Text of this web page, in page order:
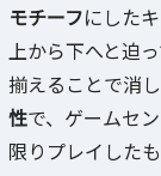
モチーフにした
上から下へと迫
揃えることで消
性で、ゲームセ
限りプレイしたも